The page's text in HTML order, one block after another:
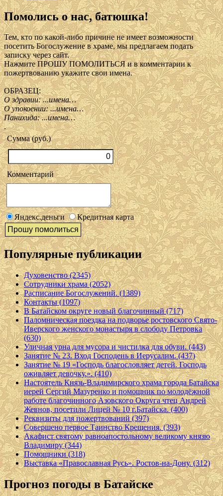
Помолись о нас, батюшка!
Тем, кто по какой-либо причине не имеет возможности
посетить Богослужение в храме, мы предлагаем подать
записку через сайт.
Нажмите ПРОШУ ПОМОЛИТЬСЯ и в комментарии к
пожертвованию укажите свои имена.
ОБРАЗЕЦ:
О здравии: ...имена…
О упокоении: ...имена…
Панихида: ...имена…
.
Сумма (руб.)
Комментарий
Яндекс.деньги Кредитная карта
Популярные публикации
Духовенство (2345)
Сотрудники храма (2052)
Расписание Богослужений. (1389)
Контакты (1097)
В Батайском округе новый благочинный (717)
Паломническая поездка на подворье ростовского Свято-
Иверского женского монастыря в слободу Петровка
(630)
Уличная урна для мусора и чистилка для обуви. (443)
Занятие № 23. Вход Господень в Иерусалим. (437)
Занятие № 19 «Господь благословляет детей. Господь
оживляет девочку.». (410)
Настоятель Князь-Владимирского храма города Батайска
иерей Сергий Мазуренко и помощник по молодёжной
работе благочинного Азовского Округа чтец Андрей
Жевнов, посетили Лицей № 10 г.Батайска. (400)
Реквизиты для пожертвований (397)
Совершено первое Таинство Крещения. (393)
Акафист святому равноапостольному великому князю
Владимиру (344)
Помощники (318)
Выставка «Православная Русь». Ростов-на-Дону. (312)
Прогноз погоды в Батайске